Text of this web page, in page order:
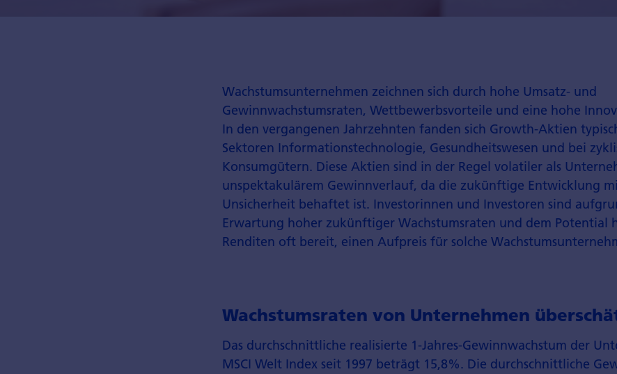
Wachstumsunternehmen zeichnen sich durch hohe Umsatz- und
Gewinnwachstums­raten, Wettbewerbsvorteile und eine hohe
In den vergangenen Jahrzehnten fanden sich Growth-Aktien
Sektoren Informations­technologie, Gesundheitswesen und bei
Konsumgütern. Diese Aktien sind in der Regel volatiler als
unspektakulärem Gewinnverlauf, da die zukünftige Entwicklung
Unsicherheit behaftet ist. Investorinnen und Investoren sind
Erwartung hoher zukünftiger Wachstumsraten und dem Potential
Renditen oft bereit, einen Aufpreis für solche
Wachstumsraten von Unternehmen
Das durchschnittliche realisierte 1-Jahres-Gewinnwachstum der
MSCI Welt Index seit 1997 beträgt 15,8%. Die durchschnittliche